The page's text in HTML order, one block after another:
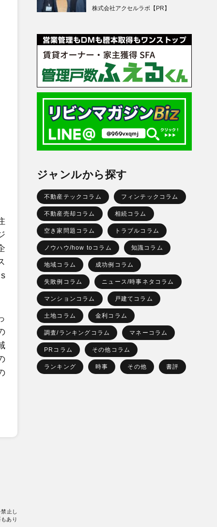
止し
あり
株式会社アクセルラボ【PR】
ジャンルから探す
不動産テックコラム フィンテックコラム
不動産売却コラム 相続コラム
空き家問題コラム トラブルコラム
ノウハウ/how toコラム 知識コラム
地域コラム 成功例コラム
失敗例コラム ニュース/時事ネタコラム
マンションコラム 戸建てコラム
土地コラム 金利コラム
調査/ランキングコラム マネーコラム
PRコラム その他コラム
ランキング 時事 その他 書評